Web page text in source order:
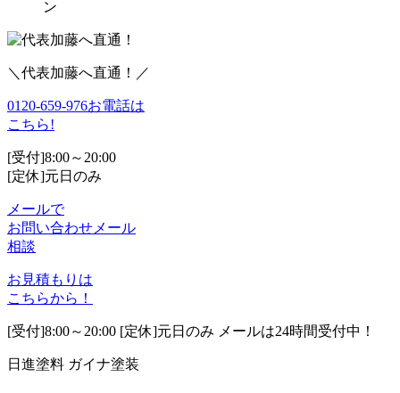
ン
＼代表加藤へ直通！／
0120-659-976お電話は
こちら!
[受付]8:00～20:00
[定休]元日のみ
メールで
お問い合わせ メール
相談
お見積もりは
こちらから！
[受付]8:00～20:00 [定休]元日のみ メールは24時間受付中！
日進塗料 ガイナ塗装